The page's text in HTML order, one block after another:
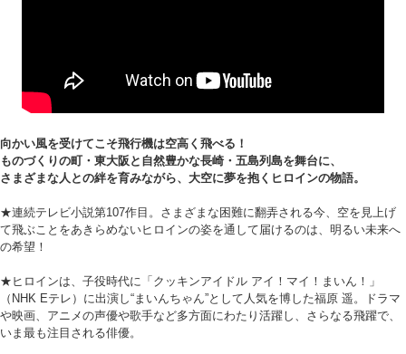
向かい風を受けてこそ飛行機は空高く飛べる！
ものづくりの町・東大阪と自然豊かな長崎・五島列島を舞台に、
さまざまな人との絆を育みながら、大空に夢を抱くヒロインの物語。
★連続テレビ小説第107作目。さまざまな困難に翻弄される今、空を見上げ
て飛ぶことをあきらめないヒロインの姿を通して届けるのは、明るい未来へ
の希望！
★ヒロインは、子役時代に「クッキンアイドル アイ！マイ！まいん！」
（NHK Eテレ）に出演し“まいんちゃん”として人気を博した福原 遥。ドラマ
や映画、アニメの声優や歌手など多方面にわたり活躍し、さらなる飛躍で、
いま最も注目される俳優。